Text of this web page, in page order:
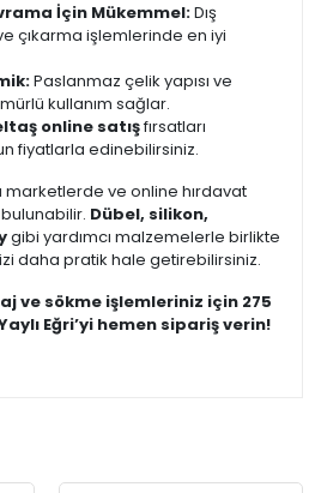
İçin Mükemmel:Dış
çıkarma işlemlerinde en iyi
Paslanmaz çelik yapısı ve
kullanım sağlar.
online satışfırsatları
fiyatlarla edinebilirsiniz.
marketlerde ve online hırdavat
Dübel, silikon,
gibi yardımcı malzemelerle birlikte
daha pratik hale getirebilirsiniz.
ve sökme işlemleriniz için 275
Eğri’yi hemen sipariş verin!